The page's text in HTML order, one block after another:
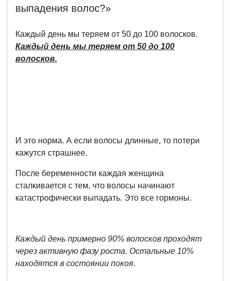
выпадения волос?»
Каждый день мы теряем от 50 до 100 волосков.
Каждый день мы теряем от 50 до 100
волосков.
И это норма. А если волосы длинные, то потери
кажутся страшнее.
После беременности каждая женщина
сталкивается с тем, что волосы начинают
катастрофически выпадать. Это все гормоны.
Каждый день примерно 90% волосков проходят
через активную фазу роста. Остальные 10%
находятся в состоянии покоя.